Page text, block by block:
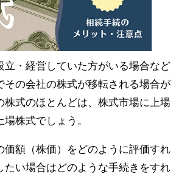
立・経営していた方がいる場合など
その会社の株式が移転される場合が
株式のほとんどは、株式市場に上場
株式でしょう。
価額（株価）をどのように評価すれ
たい場合はどのような手続きをすれ